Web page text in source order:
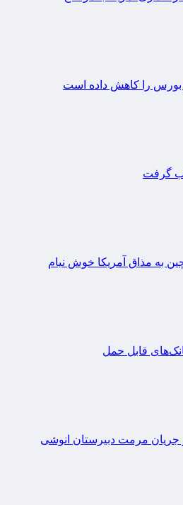
بورس را کاهش داده است
گرفت
به مذاق آمریکا خوش نیام
قابل حمل
جریان مرمت دبیرستان انوشی